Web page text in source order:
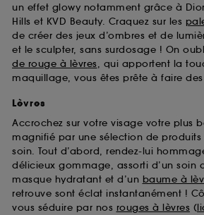
un effet glowy notamment grâce à
Hills et KVD Beauty. Craquez sur les
de créer des jeux d’ombres et de
et le sculpter, sans surdosage ! On
de rouge à lèvres, qui apportent la
maquillage, vous êtes prête à faire
Lèvres
Accrochez sur votre visage votre plus
magnifié par une sélection de
soin. Tout d’abord, rendez-lui
délicieux gommage, assorti d’un soin
masque hydratant et d’un baume à
retrouve sont éclat instantanément !
vous séduire par nos rouges à lèvres (